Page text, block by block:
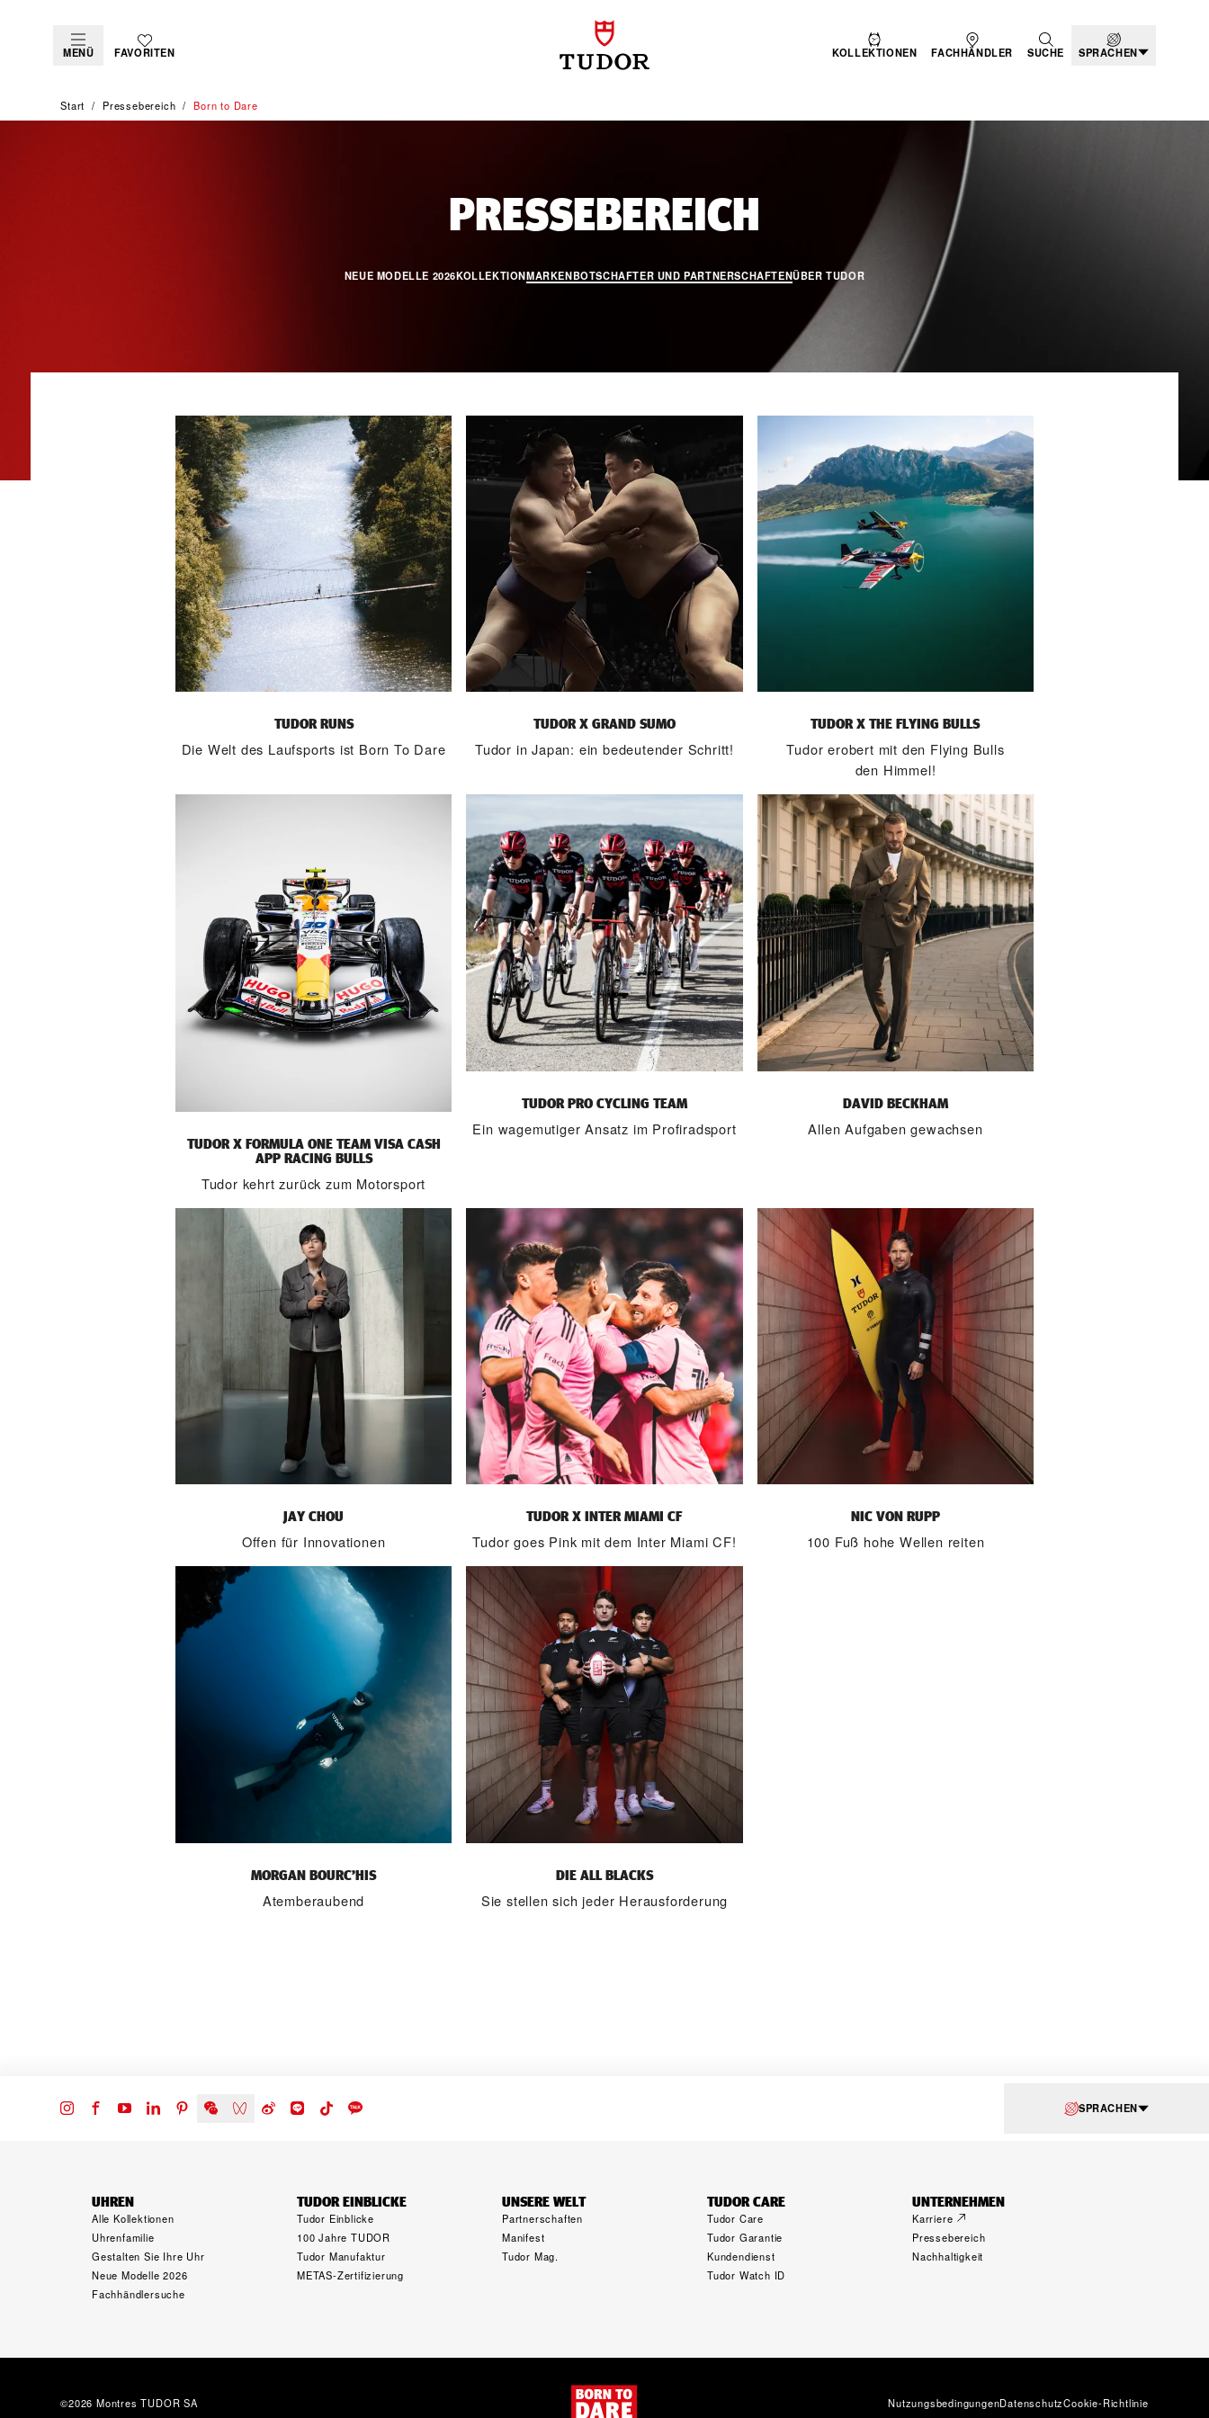
MENÜ FAVORITEN KOLLEKTIONEN FACHHÄNDLER SUCHE SPRACHEN
Start Pressebereich Born to Dare
PRESSEBEREICH BORN TO DARE
NEUE MODELLE 2026KOLLEKTIONMARKENBOTSCHAFTER UND PARTNERSCHAFTENÜBER TUDOR
TUDOR RUNS
Die Welt des Laufsports ist Born To Dare
TUDOR X GRAND SUMO
Tudor in Japan: ein bedeutender Schritt!
TUDOR X THE FLYING BULLS
Tudor erobert mit den Flying Bulls
den Himmel!
TUDOR X FORMULA ONE TEAM VISA CASH
APP RACING BULLS
Tudor kehrt zurück zum Motorsport
TUDOR PRO CYCLING TEAM
Ein wagemutiger Ansatz im Profiradsport
DAVID BECKHAM
Allen Aufgaben gewachsen
JAY CHOU
Offen für Innovationen
TUDOR X INTER MIAMI CF
Tudor goes Pink mit dem Inter Miami CF!
NIC VON RUPP
100 Fuß hohe Wellen reiten
MORGAN BOURC’HIS
Atemberaubend
DIE ALL BLACKS
Sie stellen sich jeder Herausforderung
UHREN
Alle Kollektionen
Uhrenfamilie
Gestalten Sie Ihre Uhr
Neue Modelle 2026
Fachhändlersuche
TUDOR EINBLICKE
Tudor Einblicke
100 Jahre TUDOR
Tudor Manufaktur
METAS-Zertifizierung
UNSERE WELT
Partnerschaften
Manifest
Tudor Mag.
TUDOR CARE
Tudor Care
Tudor Garantie
Kundendienst
Tudor Watch ID
UNTERNEHMEN
Karriere
Pressebereich
Nachhaltigkeit
SPRACHEN
NutzungsbedingungenDatenschutzCookie-Richtlinie
©2026 Montres TUDOR SA